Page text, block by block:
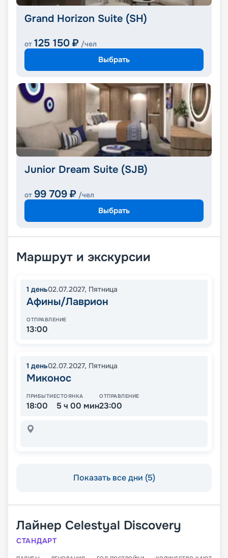
Grand Horizon Suite (SH)
от 125 150 ₽ /чел
Выбрать
Junior Dream Suite (SJB)
от 99 709 ₽ /чел
Выбрать
Маршрут и экскурсии
1 день02.07.2027, Пятница
Афины/Лаврион
ОТПРАВЛЕНИЕ
13:00
1 день02.07.2027, Пятница
Миконос
ПРИБЫТИЕ
18:00
СТОЯНКА
5 ч 00 мин
ОТПРАВЛЕНИЕ
23:00
Показать все дни (5)
Лайнер Celestyal Discovery
СТАНДАРТ